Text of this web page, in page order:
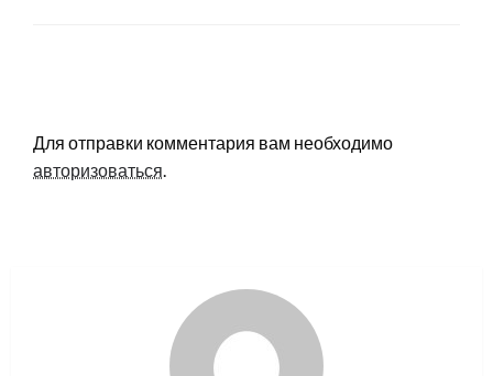
Для отправки комментария вам необходимо
авторизоваться